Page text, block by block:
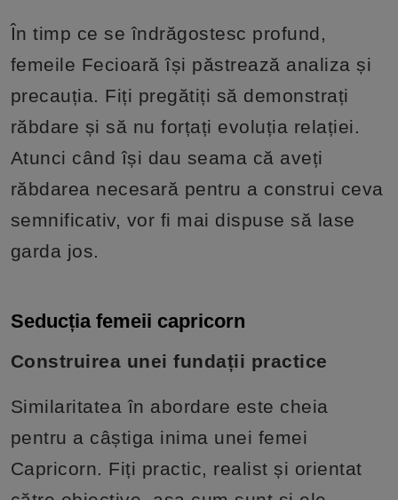
În timp ce se îndrăgostesc profund,
femeile Fecioară își păstrează analiza și
precauția. Fiți pregătiți să demonstrați
răbdare și să nu forțați evoluția relației.
Atunci când își dau seama că aveți
răbdarea necesară pentru a construi ceva
semnificativ, vor fi mai dispuse să lase
garda jos.
Seducția femeii capricorn
Construirea unei fundații practice
Similaritatea în abordare este cheia
pentru a câștiga inima unei femei
Capricorn. Fiți practic, realist și orientat